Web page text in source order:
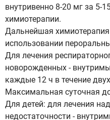
внутривенно 8-20 мг за 5-
химиотерапии.
Дальнейшая
использовании
Для лечения
новорожденных -
каждые 12 ч в течение
Максимальная суточная
Для детей: для лечения
недостаточности -